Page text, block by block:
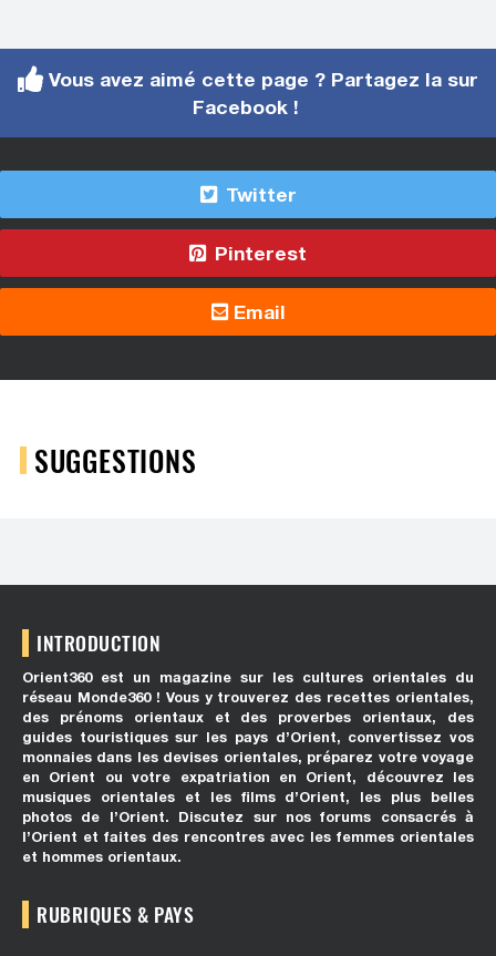
Vous avez aimé cette page ? Partagez la sur
Facebook !
Twitter
Pinterest
Email
SUGGESTIONS
INTRODUCTION
Orient360 est un magazine sur les cultures orientales du
réseau Monde360 ! Vous y trouverez des recettes orientales,
des prénoms orientaux et des proverbes orientaux, des
guides touristiques sur les pays d’Orient, convertissez vos
monnaies dans les devises orientales, préparez votre voyage
en Orient ou votre expatriation en Orient, découvrez les
musiques orientales et les films d’Orient, les plus belles
photos de l’Orient. Discutez sur nos forums consacrés à
l’Orient et faites des rencontres avec les femmes orientales
et hommes orientaux.
RUBRIQUES & PAYS